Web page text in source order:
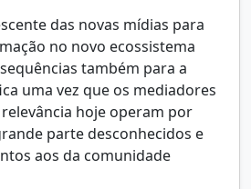
das novas mídias para
no novo ecossistema
também para a
uma vez que os mediadores
hoje operam por
parte desconhecidos e
aos da comunidade